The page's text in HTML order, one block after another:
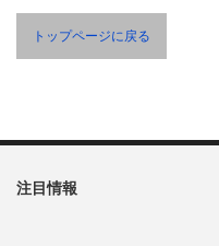
トップページに戻る
注目情報